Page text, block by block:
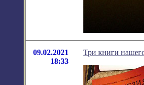
09.02.2021
18:33
Три книги